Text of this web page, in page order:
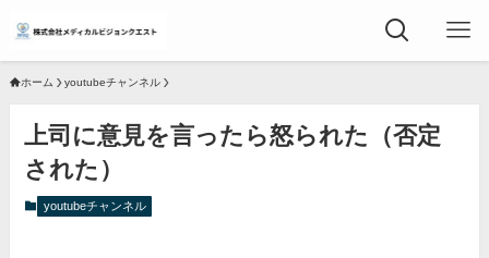
ホーム youtubeチャンネル
上司に意見を言ったら怒られた（否定
された）
youtubeチャンネル